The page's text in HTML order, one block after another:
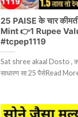
25 PAISE के चार
Mint 👉1 Rupee
#tcpep1119
Sat shree akaal Dosto ,
साधारण सा 25 पैसेRead